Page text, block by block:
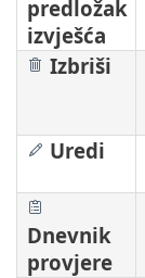
predložak
izvješća
Izbriši
Uredi
Dnevnik
provjere